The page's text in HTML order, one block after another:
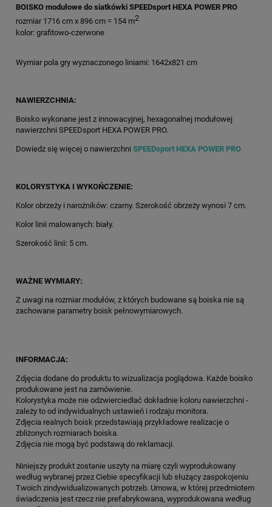
BOISKO modułowe do siatkówki SPEEDsport HEXA POWER PRO
rozmiar 1716 cm x 896 cm = 154 m2
kolor: grafitowo-czerwone
Wymiar pola gry wyznaczonego liniami: 1642x821 cm
NAWIERZCHNIA:
Boisko wykonane jest z innowacyjnej, hexagonalnej modułowej
nawierzchni SPEEDsport HEXA POWER PRO.
Dowiedz się więcej o nawierzchni SPEEDsport HEXA POWER PRO
KOLORYSTYKA I WYKOŃCZENIE:
Kolor obrzeży i narożników: czarny. Szerokość obrzeży wynosi 7 cm.
Kolor linii malowanych: biały.
Szerokość linii: 5 cm.
WAŻNE WYMIARY:
Z uwagi na rozmiar modułów, z których budowane są boiska nie są
zachowane parametry boisk pełnowymiarowych.
INFORMACJA:
Zdjęcia dodane do produktu to wizualizacja poglądowa. Każde boisko
produkowane jest na zamówienie.
Kolorystyka może nie odzwierciedlać dokładnie koloru nawierzchni -
zależy to od indywidualnych ustawień i rodzaju monitora.
Zdjęcia realnych boisk przedstawiają przykładowe realizacje o
zbliżonych rozmiarach boiska.
Zdjęcia nie mogą być podstawą do reklamacji.
Niniejszy produkt zostanie uszyty na miarę czyli wyprodukowany
według wybranej przez Ciebie specyfikacji lub służący zaspokojeniu
Twoich zindywidualizowanych potrzeb. Umowa, w której przedmiotem
świadczenia jest rzecz nie prefabrykowana, wyprodukowana według